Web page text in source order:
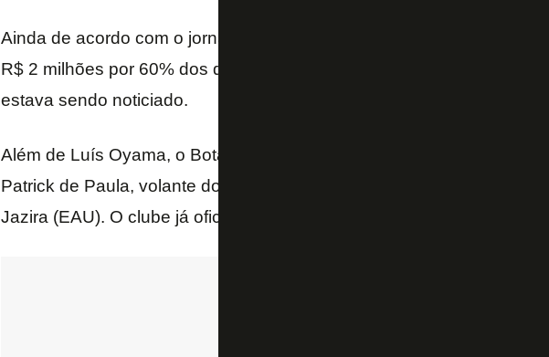
Ainda de acordo com o jornalista, a transferência junto ao
R$ 2 milhões por 60% dos direitos econômicos do jogador, e não R$
estava sendo noticiado.
Além de Luís Oyama, o Botafogo também ganhará nesta semana os
Patrick de Paula, volante do Palmeiras, e do atacante Victor Sá, que
Jazira (EAU). O clube já oficializou Philipe Sampaio, Saravia e Lucas